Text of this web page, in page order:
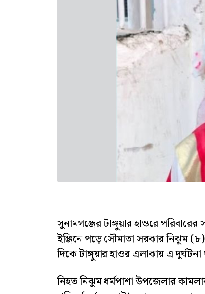
সুনামগঞ্জের টাঙ্গুয়ার হাওরে
ইঞ্জিনে পড়ে সৌমাতা সরকার নিঝুম
দিকে টাঙ্গুয়ার হাওর এলাকায় এ
নিহত নিঝুম ধর্মপাশা উপজেলার